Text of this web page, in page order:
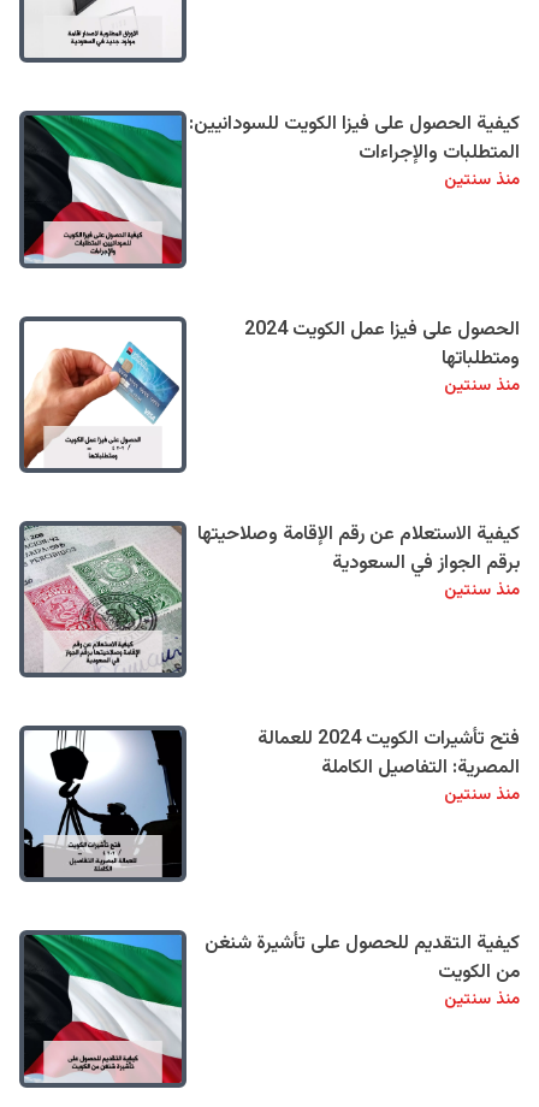
كيفية الحصول على فيزا الكويت للسودانيين:
المتطلبات والإجراءات
منذ سنتين
الحصول على فيزا عمل الكويت 2024
ومتطلباتها
منذ سنتين
كيفية الاستعلام عن رقم الإقامة وصلاحيتها
برقم الجواز في السعودية
منذ سنتين
فتح تأشيرات الكويت 2024 للعمالة
المصرية: التفاصيل الكاملة
منذ سنتين
كيفية التقديم للحصول على تأشيرة شنغن
من الكويت
منذ سنتين